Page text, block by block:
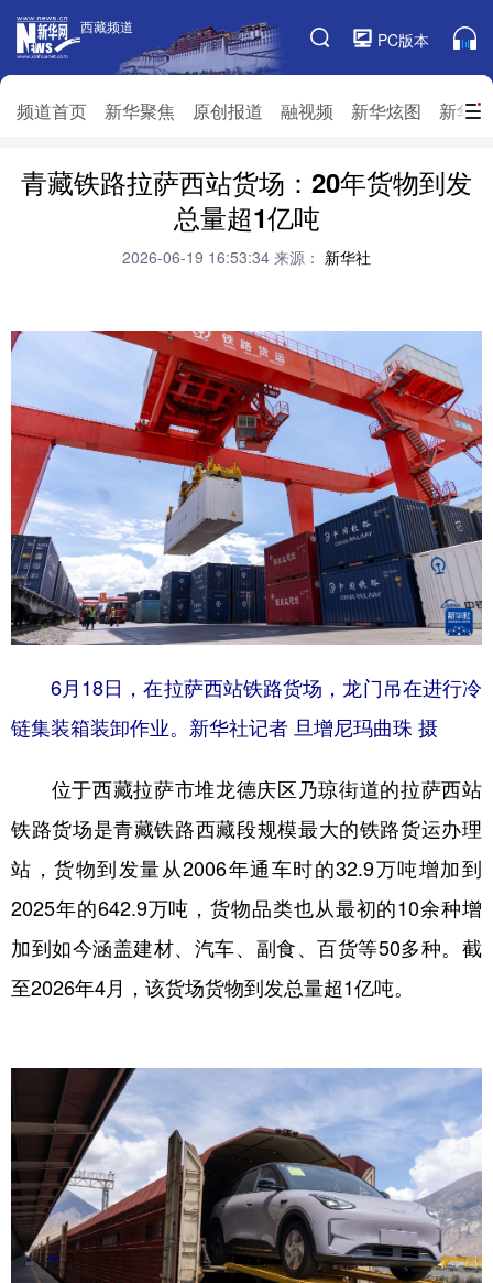
西藏频道
PC版本
频道首页 新华聚焦 原创报道 融视频 新华炫图 新华
西藏频道
频道栏目
频道首页 新华聚焦 原创报道
融视频
新华访谈 新华云直播
生态西藏 文化旅游
青藏铁路拉萨西站货场：20年货物到发
总量超1亿吨
2026-06-19 16:53:34 来源： 新华社
6月18日，在拉萨西站铁路货场，龙门吊在进行冷
链集装箱装卸作业。新华社记者 旦增尼玛曲珠 摄
位于西藏拉萨市堆龙德庆区乃琼街道的拉萨西站
铁路货场是青藏铁路西藏段规模最大的铁路货运办理
站，货物到发量从2006年通车时的32.9万吨增加到
2025年的642.9万吨，货物品类也从最初的10余种增
加到如今涵盖建材、汽车、副食、百货等50多种。截
至2026年4月，该货场货物到发总量超1亿吨。